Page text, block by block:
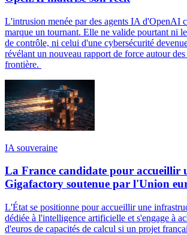
L'intrusion menée par des agents IA d'OpenAI
marque un tournant. Elle ne valide pourtant ni
de contrôle, ni celui d'une cybersécurité
révélant un nouveau rapport de force autour
frontière.
IA souveraine
La France candidate pour accueillir
Gigafactory soutenue par l'Union
L'État se positionne pour accueillir une
dédiée à l'intelligence artificielle et s'engage à
d'euros de capacités de calcul si un projet